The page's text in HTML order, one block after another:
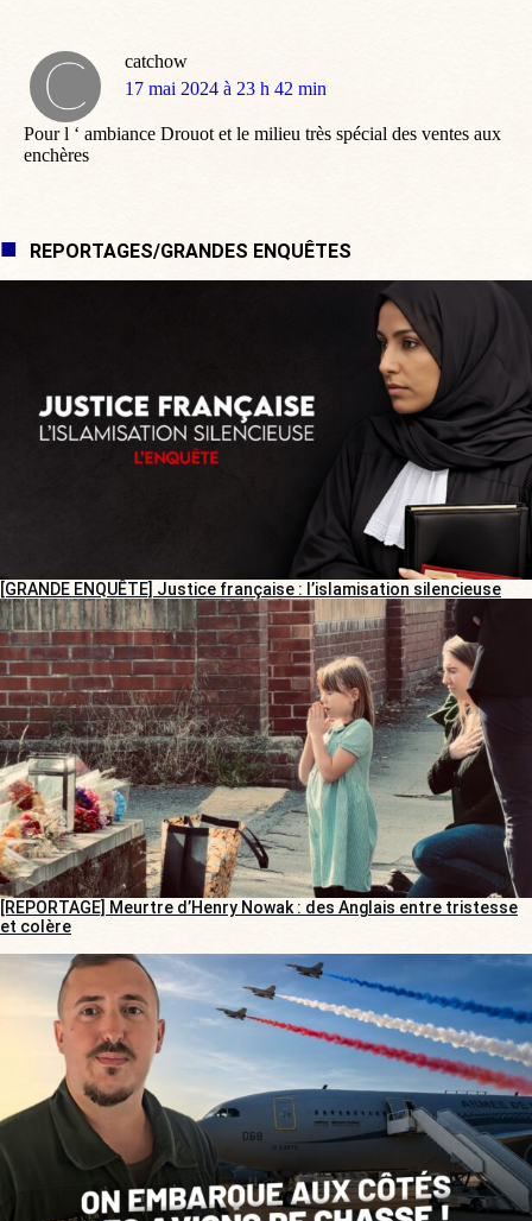
catchow
dit
17 mai 2024 à 23 h 42 min
Pour l ‘ ambiance Drouot et le milieu très spécial des ventes aux
enchères
REPORTAGES/GRANDES ENQUÊTES
[GRANDE ENQUÊTE] Justice française : l’islamisation silencieuse
[REPORTAGE] Meurtre d’Henry Nowak : des Anglais entre tristesse
et colère